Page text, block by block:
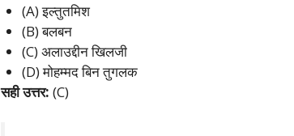
(A) इल्तुतमिश
(B) बलबन
(C) अलाउद्दीन खिलजी
(D) मोहम्मद बिन तुगलक
सही उत्तर: (C)